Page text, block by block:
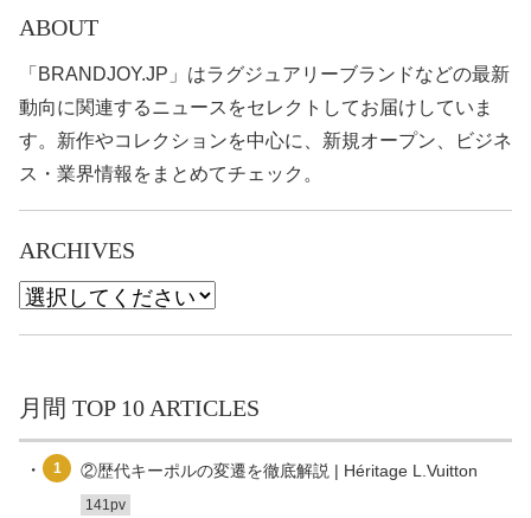
ABOUT
「BRANDJOY.JP」はラグジュアリーブランドなどの最新
動向に関連するニュースをセレクトしてお届けしていま
す。新作やコレクションを中心に、新規オープン、ビジネ
ス・業界情報をまとめてチェック。
ARCHIVES
月間 TOP 10 ARTICLES
1 ②歴代キーポルの変遷を徹底解説 | Héritage L.Vuitton
141pv